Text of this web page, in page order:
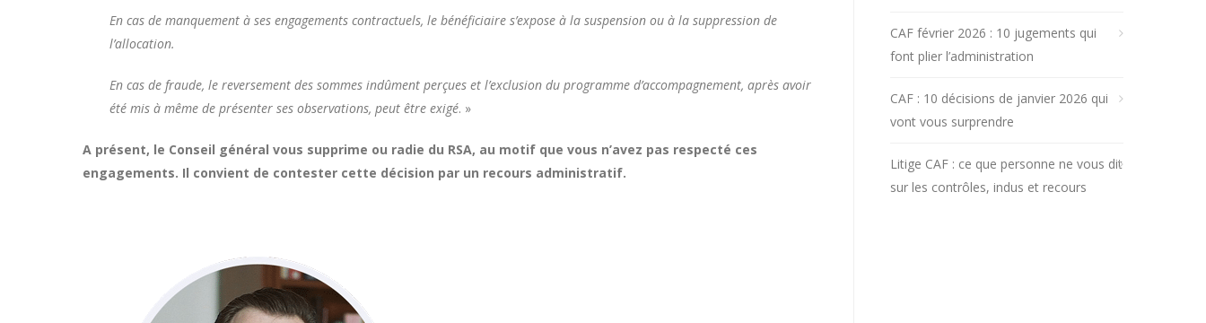
En cas de manquement à ses engagements contractuels, le bénéficiaire s’expose à la suspension ou à la suppression de
l’allocation.
En cas de fraude, le reversement des sommes indûment perçues et l’exclusion du programme d’accompagnement, après avoir
été mis à même de présenter ses observations, peut être exigé. »
A présent, le Conseil général vous supprime ou radie du RSA, au motif que vous n’avez pas respecté ces
engagements. Il convient de contester cette décision par un recours administratif.
CAF février 2026 : 10 jugements qui
font plier l’administration
CAF : 10 décisions de janvier 2026 qui
vont vous surprendre
Litige CAF : ce que personne ne vous dit
sur les contrôles, indus et recours